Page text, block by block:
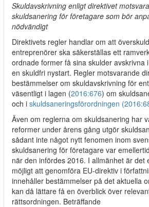
Skuldavskrivning enligt direktivet
skuldsanering för företagare som bör
nödvändigt
Direktivets regler handlar om att
entreprenörer ska säkerställas ett
ordnade former få sina skulder avskrivna
en skuldfri nystart. Regler motsvarande
bestämmelser om skuldavskrivning för
väsentligt i lagen (2016:676) om
och i skuldsaneringsförordningen
Även om reglerna om skuldsanering har
reformer under årens gång utgör
sådant inte något nytt fenomen inom
skuldsanering för företagare var
när den infördes 2016. I allmänhet är det
möjligt att genomföra EU-direktiv i
innehåller bestämmelser på det aktuella
kan då lättare få en överblick över
rättsordningen. Beträffande